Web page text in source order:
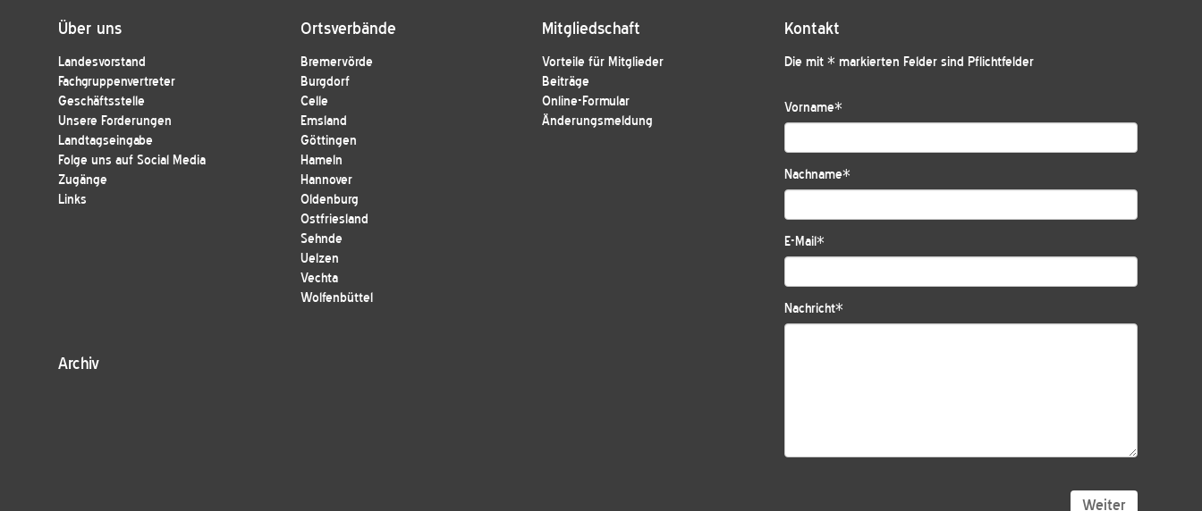
Über uns
Landesvorstand
Fachgruppenvertreter
Geschäftsstelle
Unsere Forderungen
Landtagseingabe
Folge uns auf Social Media
Zugänge
Links
Ortsverbände
Bremervörde
Burgdorf
Celle
Emsland
Göttingen
Hameln
Hannover
Oldenburg
Ostfriesland
Sehnde
Uelzen
Vechta
Wolfenbüttel
Mitgliedschaft
Vorteile für Mitglieder
Beiträge
Online-Formular
Änderungsmeldung
Archiv
Kontakt
Die mit * markierten Felder sind Pflichtfelder
Vorname*
Nachname*
E-Mail*
Nachricht*
Weiter